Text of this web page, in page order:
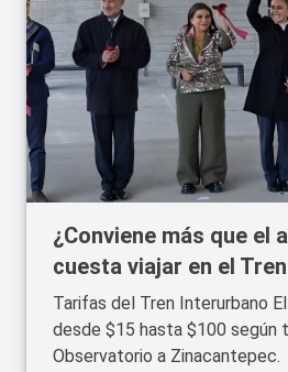
¿Conviene más que el
cuesta viajar en el
Tarifas del Tren Interurbano
desde $15 hasta $100 según
Observatorio a Zinacantepec.